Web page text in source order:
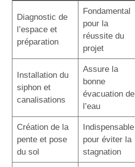
Diagnostic de
l’espace et
préparation
Fondamental
pour la
réussite du
projet
Installation du
siphon et
canalisations
Assure la
bonne
évacuation de
l’eau
Création de la
pente et pose
du sol
Indispensable
pour éviter la
stagnation